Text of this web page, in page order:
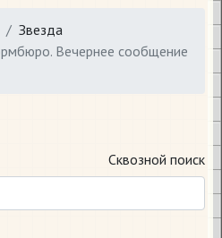
Звезда
Вечернее сообщение
Сквозной поиск